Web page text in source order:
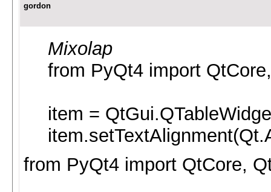
gordon
Mixolap
from PyQt4 import
item =
from PyQt4 import QtCore,